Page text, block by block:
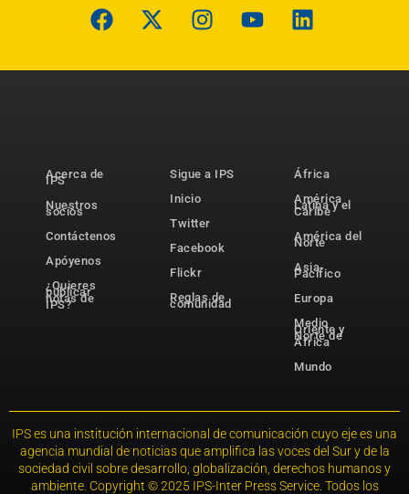
Acerca de
IPS
Nuestros
socios
Contáctenos
Apóyenos
¿Quieres
publicar
notas de
IPS?
Sigue a IPS
Inicio
Twitter
Facebook
Flickr
Reglas de
comunidad
África
América
Latina y el
Caribe
América del
Norte
Asia-
Pacífico
Europa
Medio
Oriente y
Norte de
África
Mundo
IPS es una institución internacional de comunicación cuyo eje es una
agencia mundial de noticias que amplifica las voces del Sur y de la
sociedad civil sobre desarrollo, globalización, derechos humanos y
ambiente. Copyright © 2025 IPS-Inter Press Service. Todos los